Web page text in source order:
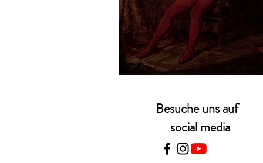
Besuche uns auf
social media